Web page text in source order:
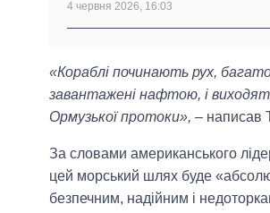
4 червня 2026, 16:03
«Кораблі починають рух,
завантажені нафтою, і
Ормузької протоки», – написав
За словами американського
цей морський шлях буде
безпечним, надійним і